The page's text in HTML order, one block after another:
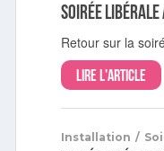
Soirée libérale
Retour sur la
Lire l'article
Installation /